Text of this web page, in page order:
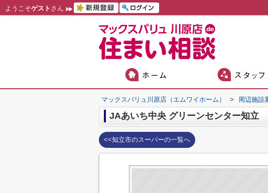
ようこそゲスト さん
マックスバリュ川原店（エムワイホーム） > 周辺施設
JAあいち中央 グリーンセンター知立
<<知立市のスーパーの一覧へ